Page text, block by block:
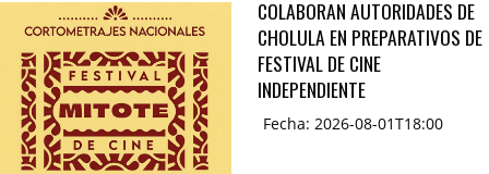
COLABORAN AUTORIDADES DE
CHOLULA EN PREPARATIVOS DE
FESTIVAL DE CINE
INDEPENDIENTE
Fecha: 2026-08-01T18:00